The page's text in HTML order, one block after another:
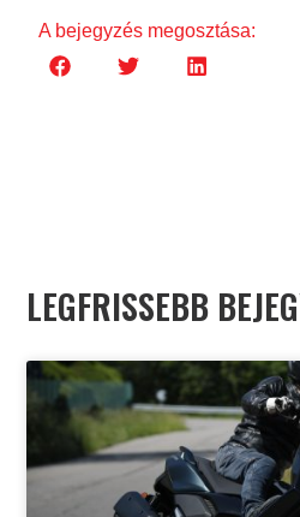
A bejegyzés megosztása:
LEGFRISSEBB